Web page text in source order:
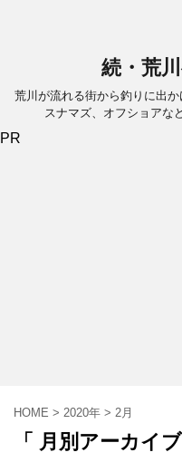
続・荒
荒川が流れる街から釣りに出
スナマズ、オフショアな
PR
HOME > 2020年 > 2月
「 月別アーカイ